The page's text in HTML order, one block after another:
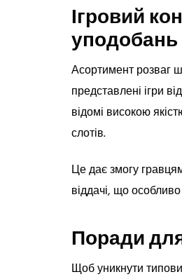
Ігровий
уподобань
Асортимент розваг
представлені ігри
відомі високою
слотів.
Це дає змогу
віддачі, що
Поради
Щоб уникнути